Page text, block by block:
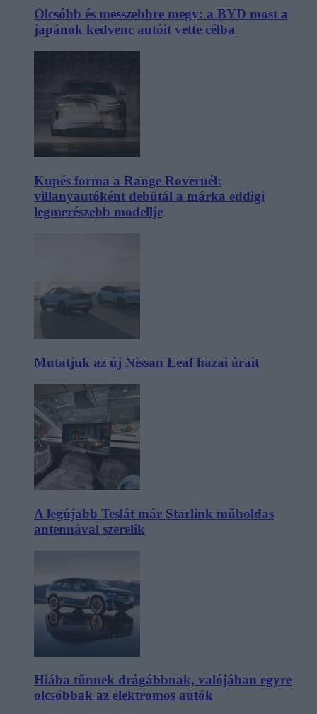
Olcsóbb és messzebbre megy: a BYD most a
japánok kedvenc autóit vette célba
Kupés forma a Range Rovernél:
villanyautóként debütál a márka eddigi
legmerészebb modellje
Mutatjuk az új Nissan Leaf hazai árait
A legújabb Teslát már Starlink műholdas
antennával szerelik
Hiába tűnnek drágábbnak, valójában egyre
olcsóbbak az elektromos autók